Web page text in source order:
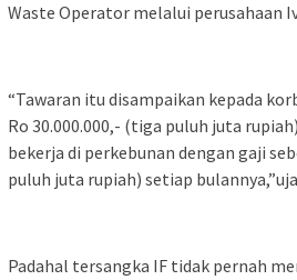
Waste Operator melalui perusahaan
“Tawaran itu disampaikan kepada
Ro 30.000.000,- (tiga puluh juta
bekerja di perkebunan dengan gaji
puluh juta rupiah) setiap
Padahal tersangka IF tidak pernah